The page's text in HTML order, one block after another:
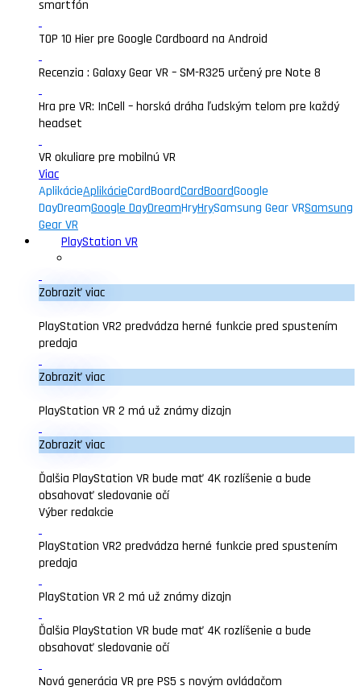
smartfón
TOP 10 Hier pre Google Cardboard na Android
Recenzia : Galaxy Gear VR – SM-R325 určený pre Note 8
Hra pre VR: InCell – horská dráha ľudským telom pre každý
headset
VR okuliare pre mobilnú VR
Viac
AplikácieAplikácieCardBoardCardBoardGoogle
DayDreamGoogle DayDreamHryHrySamsung Gear VRSamsung
Gear VR
PlayStation VR
Zobraziť viac
PlayStation VR2 predvádza herné funkcie pred spustením
predaja
Zobraziť viac
PlayStation VR 2 má už známy dizajn
Zobraziť viac
Ďalšia PlayStation VR bude mať 4K rozlíšenie a bude
obsahovať sledovanie očí
Výber redakcie
PlayStation VR2 predvádza herné funkcie pred spustením
predaja
PlayStation VR 2 má už známy dizajn
Ďalšia PlayStation VR bude mať 4K rozlíšenie a bude
obsahovať sledovanie očí
Nová generácia VR pre PS5 s novým ovládačom